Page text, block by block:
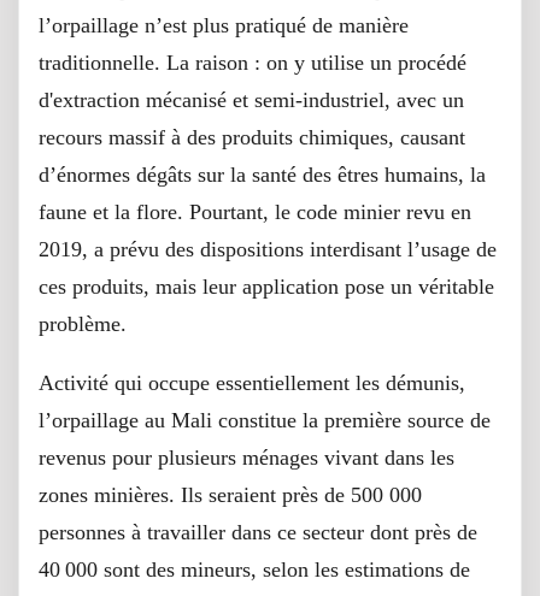
l’orpaillage n’est plus pratiqué de manière
traditionnelle. La raison : on y utilise un procédé
d'extraction mécanisé et semi-industriel, avec un
recours massif à des produits chimiques, causant
d’énormes dégâts sur la santé des êtres humains, la
faune et la flore. Pourtant, le code minier revu en
2019, a prévu des dispositions interdisant l’usage de
ces produits, mais leur application pose un véritable
problème.
Activité qui occupe essentiellement les démunis,
l’orpaillage au Mali constitue la première source de
revenus pour plusieurs ménages vivant dans les
zones minières. Ils seraient près de 500 000
personnes à travailler dans ce secteur dont près de
40 000 sont des mineurs, selon les estimations de